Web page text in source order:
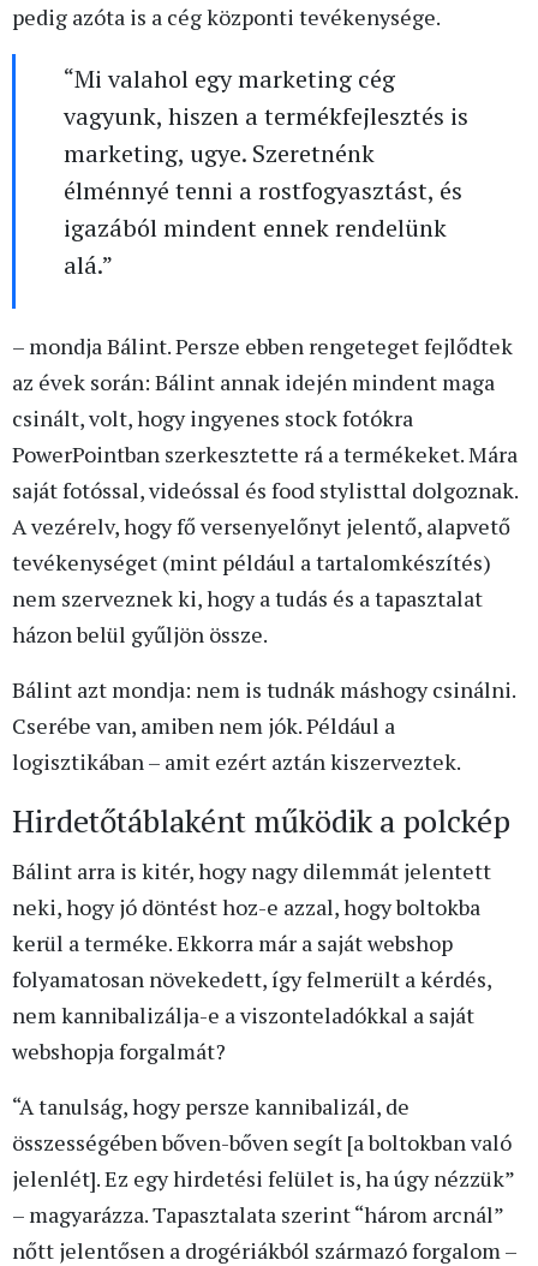
pedig azóta is a cég központi tevékenysége.
“Mi valahol egy marketing cég
vagyunk, hiszen a termékfejlesztés is
marketing, ugye. Szeretnénk
élménnyé tenni a rostfogyasztást, és
igazából mindent ennek rendelünk
alá.”
– mondja Bálint. Persze ebben rengeteget fejlődtek
az évek során: Bálint annak idején mindent maga
csinált, volt, hogy ingyenes stock fotókra
PowerPointban szerkesztette rá a termékeket. Mára
saját fotóssal, videóssal és food stylisttal dolgoznak.
A vezérelv, hogy fő versenyelőnyt jelentő, alapvető
tevékenységet (mint például a tartalomkészítés)
nem szerveznek ki, hogy a tudás és a tapasztalat
házon belül gyűljön össze.
Bálint azt mondja: nem is tudnák máshogy csinálni.
Cserébe van, amiben nem jók. Például a
logisztikában – amit ezért aztán kiszerveztek.
Hirdetőtáblaként működik a polckép
Bálint arra is kitér, hogy nagy dilemmát jelentett
neki, hogy jó döntést hoz-e azzal, hogy boltokba
kerül a terméke. Ekkorra már a saját webshop
folyamatosan növekedett, így felmerült a kérdés,
nem kannibalizálja-e a viszonteladókkal a saját
webshopja forgalmát?
“A tanulság, hogy persze kannibalizál, de
összességében bőven-bőven segít [a boltokban való
jelenlét]. Ez egy hirdetési felület is, ha úgy nézzük”
– magyarázza. Tapasztalata szerint “három arcnál”
nőtt jelentősen a drogériákból származó forgalom –